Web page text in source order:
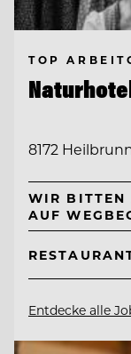
TOP
8172
WIR BITTEN
AUF
Entdecke alle